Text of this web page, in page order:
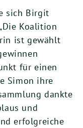
sich Birgit
Koalition
ist gewählt
für einen
Simon ihre
dankte
und
erfolgreiche